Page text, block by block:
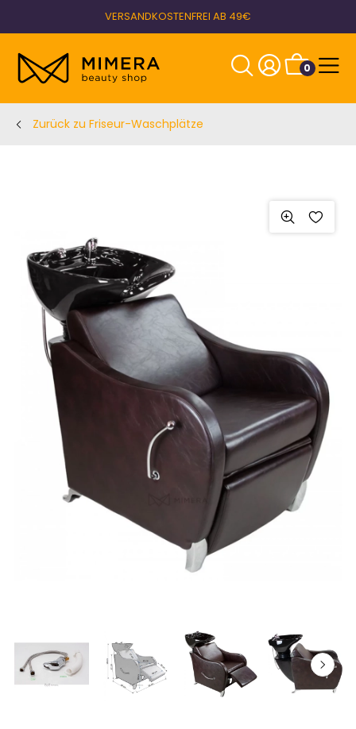
VERSANDKOSTENFREI AB 49€
0
Zurück zu Friseur-Waschplätze